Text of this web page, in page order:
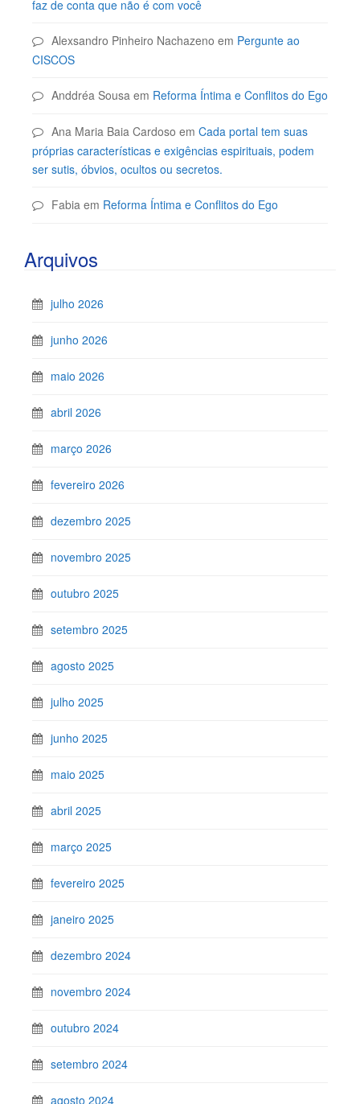
faz de conta que não é com você
Alexsandro Pinheiro Nachazeno em Pergunte ao
CISCOS
Anddréa Sousa em Reforma Íntima e Conflitos do Ego
Ana Maria Baia Cardoso em Cada portal tem suas
próprias características e exigências espirituais, podem
ser sutis, óbvios, ocultos ou secretos.
Fabia em Reforma Íntima e Conflitos do Ego
Arquivos
julho 2026
junho 2026
maio 2026
abril 2026
março 2026
fevereiro 2026
dezembro 2025
novembro 2025
outubro 2025
setembro 2025
agosto 2025
julho 2025
junho 2025
maio 2025
abril 2025
março 2025
fevereiro 2025
janeiro 2025
dezembro 2024
novembro 2024
outubro 2024
setembro 2024
agosto 2024